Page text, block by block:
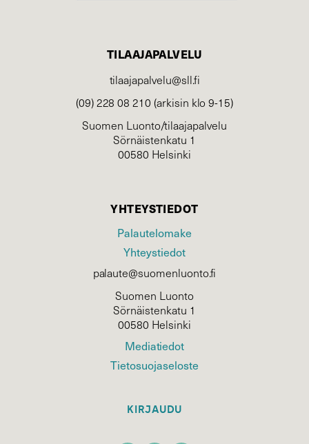
TILAAJAPALVELU
tilaajapalvelu@sll.fi
(09) 228 08 210 (arkisin klo 9-15)
Suomen Luonto/tilaajapalvelu
Sörnäistenkatu 1
00580 Helsinki
YHTEYSTIEDOT
Palautelomake
Yhteystiedot
palaute@suomenluonto.fi
Suomen Luonto
Sörnäistenkatu 1
00580 Helsinki
Mediatiedot
Tietosuojaseloste
KIRJAUDU